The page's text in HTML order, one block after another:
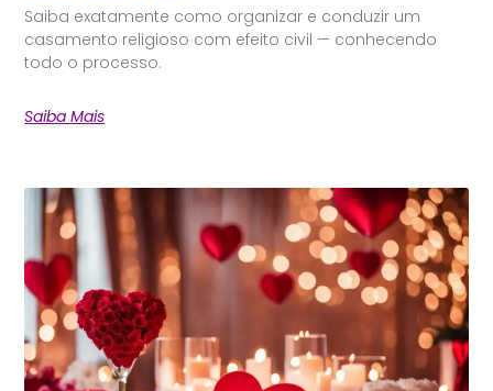
Saiba exatamente como organizar e conduzir um
casamento religioso com efeito civil — conhecendo
todo o processo.
Saiba Mais